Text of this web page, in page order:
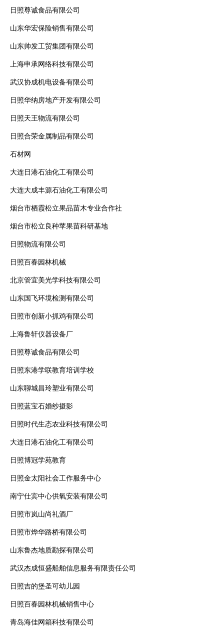
日照尊诚食品有限公司
山东华宏保险销售有限公司
山东帅发工贸集团有限公司
上海申承网络科技有限公司
武汉协成机电设备有限公司
日照华纳房地产开发有限公司
日照天王物流有限公司
日照合荣金属制品有限公司
石材网
大连日港石油化工有限公司
大连大成丰源石油化工有限公司
烟台市栖霞松立果品苗木专业合作社
烟台市松立良种苹果苗科研基地
日照物流有限公司
日照百春园林机械
北京管宜美光学科技有限公司
山东国飞环境检测有限公司
日照市创新小抓鸡有限公司
上海鲁轩仪器设备厂
日照尊诚食品有限公司
日照东港学联教育培训学校
山东聊城昌玲塑业有限公司
日照蓝宝石婚纱摄影
日照时代生态农业科技有限公司
大连日港石油化工有限公司
日照博冠学苑教育
日照金太阳社会工作服务中心
南宁仕宾中心供氧安装有限公司
日照市岚山尚礼酒厂
日照市烨华路桥有限公司
山东鲁杰地质勘探有限公司
武汉杰成恒盛船舶信息服务有限责任公司
日照吉的堡圣可幼儿园
日照百春园林机械销售中心
青岛海佳网箱科技有限公司